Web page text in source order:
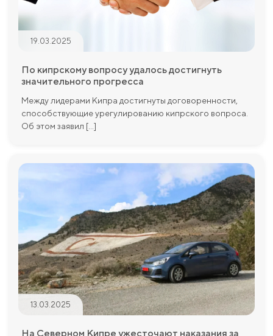
19.03.2025
По кипрскому вопросу удалось достигнуть
значительного прогресса
Между лидерами Кипра достигнуты договоренности,
способствующие урегулированию кипрского вопроса.
Об этом заявил [...]
13.03.2025
На Северном Кипре ужесточают наказания за